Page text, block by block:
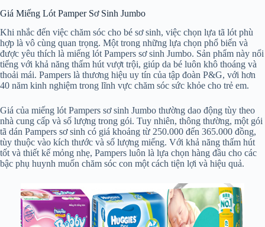
Giá Miếng Lót Pamper Sơ Sinh Jumbo
Khi nhắc đến việc chăm sóc cho bé sơ sinh, việc chọn lựa tã lót phù
hợp là vô cùng quan trọng. Một trong những lựa chọn phổ biến và
được yêu thích là miếng lót Pampers sơ sinh Jumbo. Sản phẩm này nổi
tiếng với khả năng thấm hút vượt trội, giúp da bé luôn khô thoáng và
thoải mái. Pampers là thương hiệu uy tín của tập đoàn P&G, với hơn
40 năm kinh nghiệm trong lĩnh vực chăm sóc sức khỏe cho trẻ em.
Giá của miếng lót Pampers sơ sinh Jumbo thường dao động tùy theo
nhà cung cấp và số lượng trong gói. Tuy nhiên, thông thường, một gói
tã dán Pampers sơ sinh có giá khoảng từ 250.000 đến 365.000 đồng,
tùy thuộc vào kích thước và số lượng miếng. Với khả năng thấm hút
tốt và thiết kế mỏng nhẹ, Pampers luôn là lựa chọn hàng đầu cho các
bậc phụ huynh muốn chăm sóc con một cách tiện lợi và hiệu quả.